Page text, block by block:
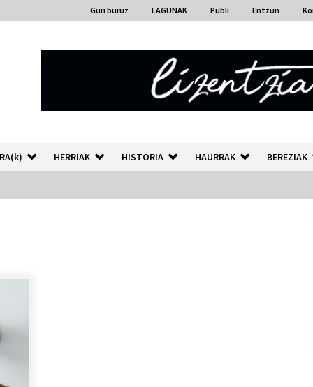
Guri buruz LAGUNAK Publi Entzun
HERRIAK HISTORIA HAURRAK BEREZIAK